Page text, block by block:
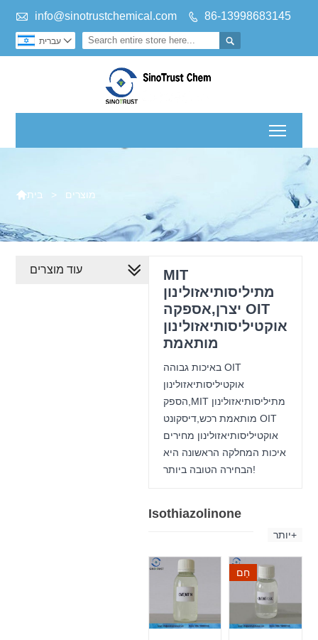
 info@sinotrustchemical.com  86-13998683145
 עברית 
בית > מוצרים
MIT
מתיליסותיאזולינון
יצרן,אספקה OIT
אוקטיליסותיאזולינון
מותאמת
באיכות גבוהה OIT
אוקטיליסותיאזולינון
הספק,MIT מתיליסותיאזולינון
מותאמת רכש,דיסקונט OIT
אוקטיליסותיאזולינון מחירים
איכות המחלקה הראשונה היא
הבחירה הטובה ביותר!
Isothiazolinone
יותר+
חַם
עוד מוצרים